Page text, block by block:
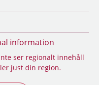
information
ser regionalt innehåll
just din region.